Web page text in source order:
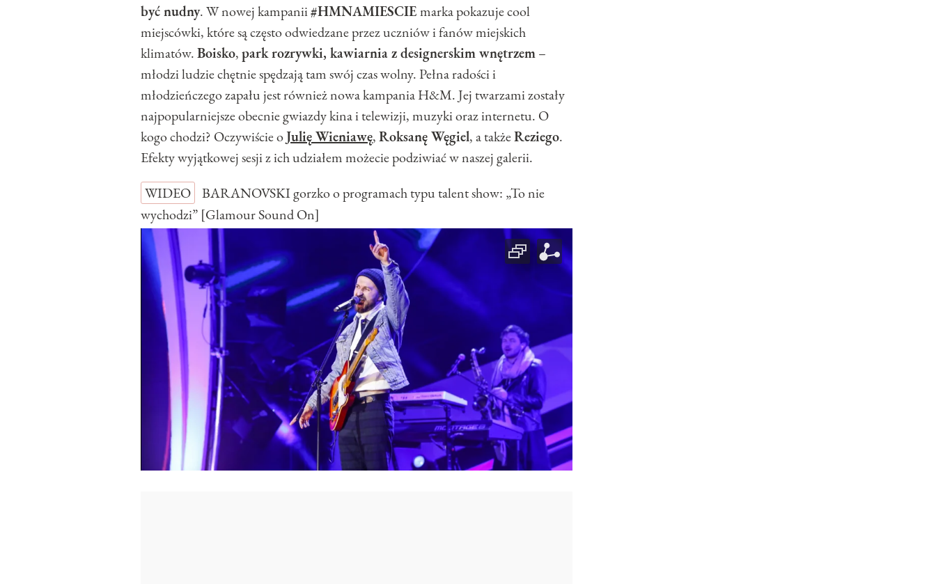
być nudny. W nowej kampanii#HMNAMIESCIEmarka pokazuje cool
miejscówki, które są często odwiedzane przez uczniów i fanów miejskich
klimatów.Boisko,park rozrywki, kawiarnia z designerskim wnętrzem–
młodzi ludzie chętnie spędzają tam swój czas wolny. Pełna radości i
młodzieńczego zapału jest również nowa kampania H&M. Jej twarzami zostały
najpopularniejsze obecnie gwiazdy kina i telewizji, muzyki oraz internetu. O
kogo chodzi? Oczywiście oJulię Wieniawę,Roksanę Węgiel, a takżeReziego.
Efekty wyjątkowej sesji z ich udziałem możecie podziwiać w naszej galerii.
WIDEO
BARANOVSKI gorzko o programach typu talent show: „To nie
wychodzi” [Glamour Sound On]